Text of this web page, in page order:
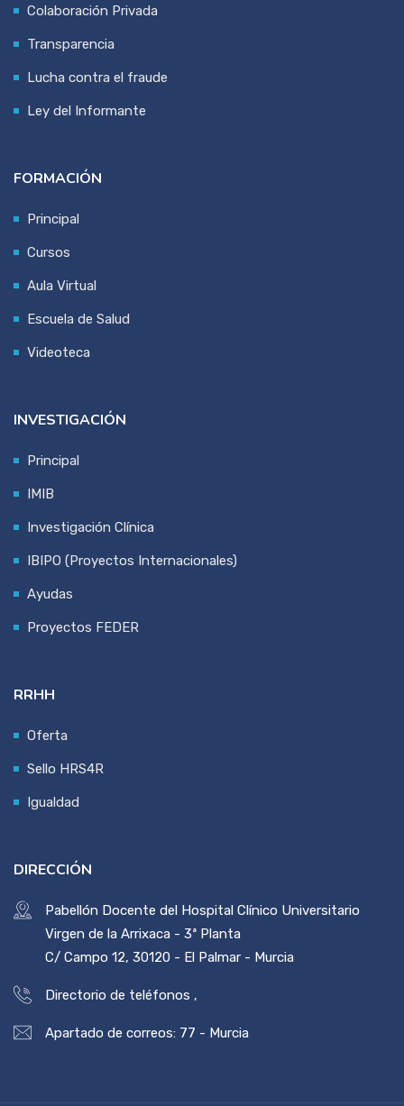
Colaboración Privada
Transparencia
Lucha contra el fraude
Ley del Informante
FORMACIÓN
Principal
Cursos
Aula Virtual
Escuela de Salud
Videoteca
INVESTIGACIÓN
Principal
IMIB
Investigación Clínica
IBIPO (Proyectos Internacionales)
Ayudas
Proyectos FEDER
RRHH
Oferta
Sello HRS4R
Igualdad
DIRECCIÓN
Pabellón Docente del Hospital Clínico Universitario
Virgen de la Arrixaca - 3ª Planta
C/ Campo 12, 30120 - El Palmar - Murcia
Directorio de teléfonos ,
Apartado de correos: 77 - Murcia